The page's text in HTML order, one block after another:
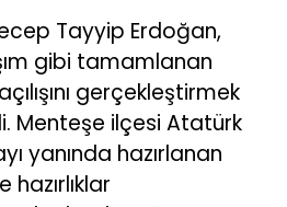
Tayyip Erdoğan,
gibi tamamlanan
gerçekleştirmek
Menteşe ilçesi Atatürk
yanında hazırlanan